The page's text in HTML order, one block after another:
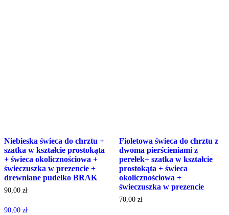
Niebieska świeca do chrztu +
szatka w kształcie prostokąta
+ świeca okolicznościowa +
świeczuszka w prezencie +
drewniane pudełko BRAK
90,00 zł
90,00 zł
Fioletowa świeca do chrztu z
dwoma pierścieniami z
perełek+ szatka w kształcie
prostokąta + świeca
okolicznościowa +
świeczuszka w prezencie
70,00 zł